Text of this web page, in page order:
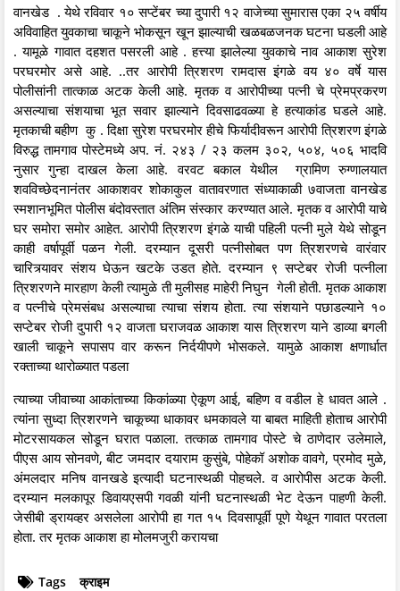
वानखेड . येथे रविवार १० सप्टेंबर च्या दुपारी १२ वाजेच्या सुमारास एका २५ वर्षीय
अविवाहित युवकाचा चाकूने भोकसून खून झाल्याची खळबळजनक घटना घडली आहे
. यामूळे गावात दहशत पसरली आहे . हत्त्या झालेल्या युवकाचे नाव आकाश सुरेश
परघरमोर असे आहे. ..तर आरोपी त्रिशरण रामदास इंगळे वय ४० वर्षे यास
पोलीसांनी तात्काळ अटक केली आहे. मृतक व आरोपीच्या पत्नी चे प्रेमप्रकरण
असल्याचा संशयाचा भूत सवार झाल्याने दिवसाढवळ्या हे हत्याकांड घडले आहे.
मृतकाची बहीण कु . दिक्षा सुरेश परघरमोर हीचे फिर्यादीवरून आरोपी त्रिशरण इंगळे
विरुद्ध तामगाव पोस्टेमध्ये अप. नं. २४३ / २३ कलम ३०२, ५०४, ५०६ भादवि
नुसार गुन्हा दाखल केला आहे. वरवट बकाल येथील ग्रामिण रुग्णालयात
शवविच्छेदनानंतर आकाशवर शोकाकुल वातावरणात संध्याकाळी ७वाजता वानखेड
स्मशानभूमित पोलीस बंदोवस्तात अंतिम संस्कार करण्यात आले. मृतक व आरोपी याचे
घर समोरा समोर आहेत. आरोपी त्रिशरण इंगळे याची पहिली पत्नी मुले येथे सोडून
काही वर्षापूर्वी पळन गेली. दरम्यान दूसरी पत्नीसोबत पण त्रिशरणचे वारंवार
चारित्र्यावर संशय घेऊन खटके उडत होते. दरम्यान ९ सप्टेबर रोजी पत्नीला
त्रिशरणने मारहाण केली त्यामुळे ती मुलीसह माहेरी निघुन गेली होती. मृतक आकाश
व पत्नीचे प्रेमसंबध असल्याचा त्याचा संशय होता. त्या संशयाने पछाडल्याने १०
सप्टेबर रोजी दुपारी १२ वाजता घराजवळ आकाश यास त्रिशरण याने डाव्या बगली
खाली चाकूने सपासप वार करून निर्दयीपणे भोसकले. यामुळे आकाश क्षणार्धात
रक्ताच्या थारोळ्यात पडला
त्याच्या जीवाच्या आकांताच्या किकांळ्या ऐकूण आई, बहिण व वडील हे धावत आले .
त्यांना सुध्दा त्रिशरणने चाकूच्या धाकावर धमकावले या बाबत माहिती होताच आरोपी
मोटरसायकल सोडून घरात पळाला. तत्काळ तामगाव पोस्टे चे ठाणेदार उलेमाले,
पीएस आय सोनवणे, बीट जमदार दयाराम कुसुंबे, पोहेकॉ अशोक वावगे, प्रमोद मुळे,
अंमलदार मनिष वानखडे इत्यादी घटनास्थळी पोहचले. व आरोपीस अटक केली.
दरम्यान मलकापूर डिवायएसपी गवळी यांनी घटनास्थळी भेट देऊन पाहणी केली.
जेसीबी ड्रायव्हर असलेला आरोपी हा गत १५ दिवसापूर्वी पूणे येथून गावात परतला
होता. तर मृतक आकाश हा मोलमजुरी करायचा
Tags क्राइम